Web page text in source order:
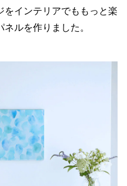
をインテリアでももっと楽
ルを作りました。